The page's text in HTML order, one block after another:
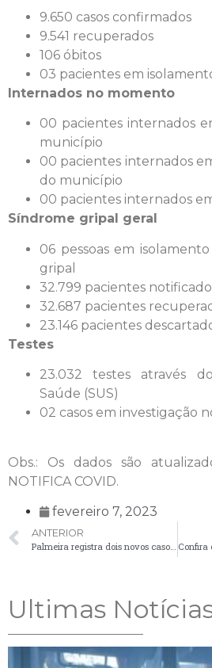
9.650 casos confirmados
9.541 recuperados
106 óbitos
03 pacientes em
Internados no momento
00 pacientes internados
município
00 pacientes internados
do município
00 pacientes internados
Síndrome gripal geral
06 pessoas em
gripal
32.799 pacientes
32.687 pacientes
23.146 pacientes
Testes
23.032 testes através
Saúde (SUS)
02 casos em investigação
Obs.: Os dados são
NOTIFICA COVID.
fevereiro 7, 2023
ANTERIOR
Palmeira registra dois novos casos de Covid-19 em boletim desta segunda-feira (6)
Ultimas